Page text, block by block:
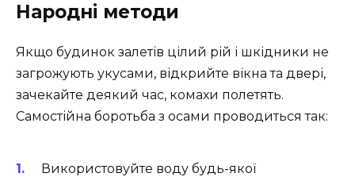
Народні методи
Якщо будинок залетів цілий рій і шкідники не
загрожують укусами, відкрийте вікна та двері,
зачекайте деякий час, комахи полетять.
Самостійна боротьба з осами проводиться так:
Використовуйте воду будь-якої